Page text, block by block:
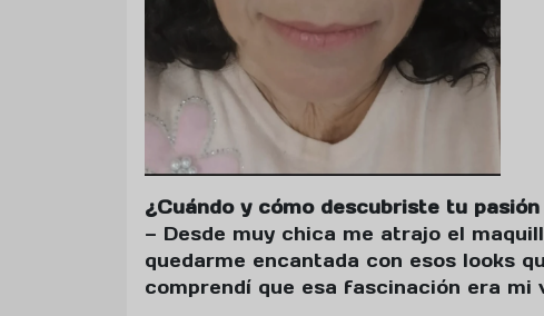
¿Cuándo y cómo descubriste tu
— Desde muy chica me atrajo el
quedarme encantada con esos looks
comprendí que esa fascinación era mi